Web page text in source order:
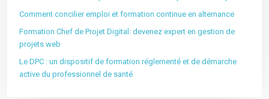
Comment concilier emploi et formation continue en alternance
Formation Chef de Projet Digital: devenez expert en gestion de
projets web
Le DPC : un dispositif de formation réglementé et de démarche
active du professionnel de santé